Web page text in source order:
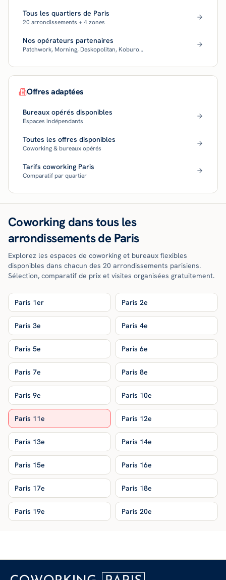
Tous les quartiers de Paris
20 arrondissements + 4 zones
Nos opérateurs partenaires
Patchwork, Morning, Deskopolitan, Koburo…
Offres adaptées
Bureaux opérés disponibles
Espaces indépendants
Toutes les offres disponibles
Coworking & bureaux opérés
Tarifs coworking Paris
Comparatif par quartier
Coworking dans tous les
arrondissements de Paris
Explorez les espaces de coworking et bureaux flexibles
disponibles dans chacun des 20 arrondissements parisiens.
Sélection, comparatif de prix et visites organisées gratuitement.
Paris 1er Paris 2e
Paris 3e Paris 4e
Paris 5e Paris 6e
Paris 7e Paris 8e
Paris 9e Paris 10e
Paris 11e Paris 12e
Paris 13e Paris 14e
Paris 15e Paris 16e
Paris 17e Paris 18e
Paris 19e Paris 20e